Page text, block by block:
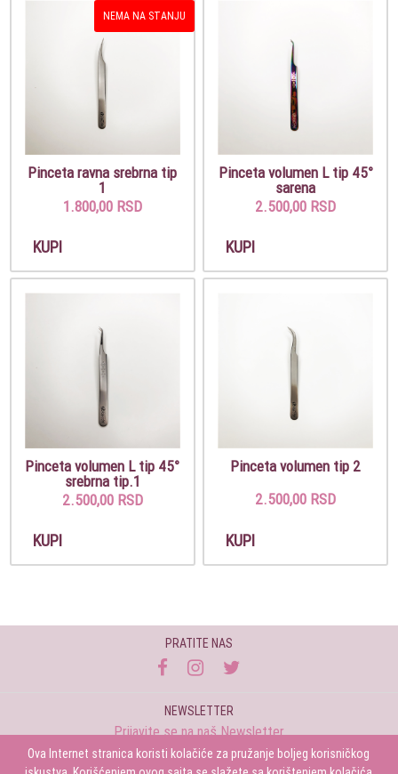
Ova Internet stranica koristi kolačiće za pružanje boljeg korisničkog
NEMA NA STANJU
Pinceta ravna srebrna tip
1
1.800,00 RSD
KUPI
Pinceta volumen L tip 45°
sarena
2.500,00 RSD
KUPI
Pinceta volumen L tip 45°
srebrna tip.1
2.500,00 RSD
KUPI
Pinceta volumen tip 2
2.500,00 RSD
KUPI
PRATITE NAS
NEWSLETTER
Prijavite se na naš Newsletter
Prijavi se